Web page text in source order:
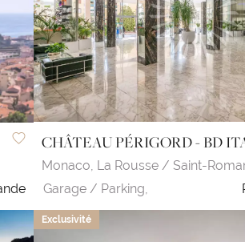
CHÂTEAU PÉRIGORD - BD
Monaco, La Rousse / Saint-
Garage / Parking,
Exclusivité